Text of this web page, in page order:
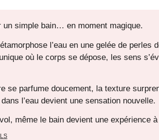
un simple bain… en moment magique.
l’eau en une gelée de perles
où le corps se dépose, les sens
se parfume doucement, la texture
l’eau devient une sensation nouvelle.
même le bain devient une expérience